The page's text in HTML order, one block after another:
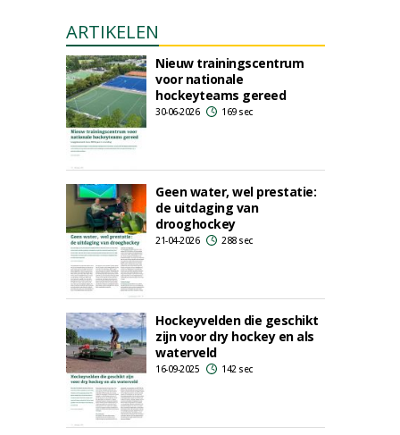
ARTIKELEN
Nieuw trainingscentrum
voor nationale
hockeyteams gereed
30-06-2026 169 sec
Geen water, wel prestatie:
de uitdaging van
drooghockey
21-04-2026 288 sec
Hockeyvelden die geschikt
zijn voor dry hockey en als
waterveld
16-09-2025 142 sec